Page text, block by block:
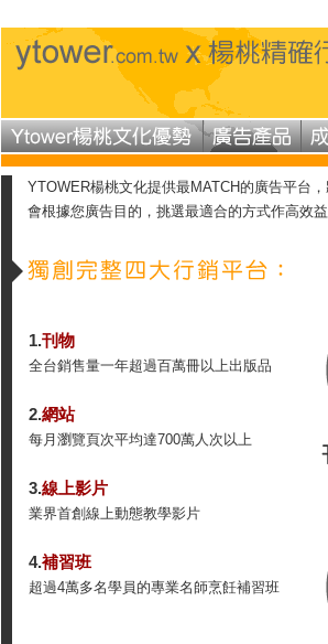
YTOWER楊桃文化提供最MATCH的廣告平台
會根據您廣告目的，挑選最適合的方式作高效
1.刊物
全台銷售量一年超過百萬冊以上出版品
2.網站
每月瀏覽頁次平均達700萬人次以上
3.線上影片
業界首創線上動態教學影片
4.補習班
超過4萬多名學員的專業名師烹飪補習班